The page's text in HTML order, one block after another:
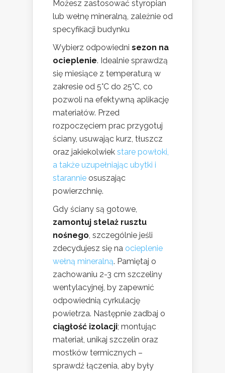
Możesz zastosować styropian
lub wełnę mineralną, zależnie od
specyfikacji budynku
Wybierz odpowiedni sezon na
ocieplenie. Idealnie sprawdzą
się miesiące z temperaturą w
zakresie od 5°C do 25°C, co
pozwoli na efektywną aplikację
materiałów. Przed
rozpoczęciem prac przygotuj
ściany, usuwając kurz, tłuszcz
oraz jakiekolwiek stare powłoki,
a także uzupełniając ubytki i
starannie osuszając
powierzchnię.
Gdy ściany są gotowe,
zamontuj stelaż rusztu
nośnego , szczególnie jeśli
zdecydujesz się na ocieplenie
wełną mineralną. Pamiętaj o
zachowaniu 2-3 cm szczeliny
wentylacyjnej, by zapewnić
odpowiednią cyrkulację
powietrza. Następnie zadbaj o
ciągłość izolacji; montując
materiał, unikaj szczelin oraz
mostków termicznych –
sprawdź łączenia, aby były